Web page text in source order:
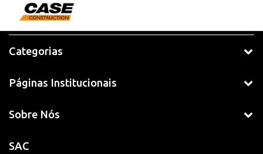
Categorias
Páginas Institucionais
Sobre Nós
SAC